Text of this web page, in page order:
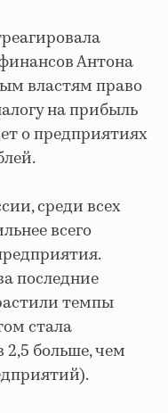
Антона
властям право
на прибыль
о предприятиях
среди всех
всего
последние
темпы
стала
больше, чем